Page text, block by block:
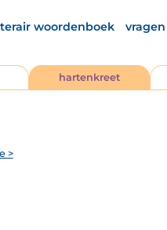
woordenboek vragen
hartenkreet
>